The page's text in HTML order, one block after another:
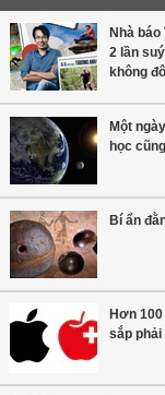
Nhà
2 lần
không
Một
học
Bí ẩn
Hơn
sắp